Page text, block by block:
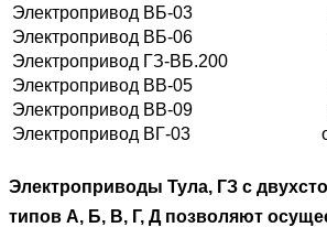
Электропривод ВБ-03
Электропривод ВБ-06
Электропривод ГЗ-ВБ.200
Электропривод ВВ-05
Электропривод ВВ-09
Электропривод ВГ-03
Электроприводы Тула, ГЗ с
типов А, Б, В, Г, Д позволяют